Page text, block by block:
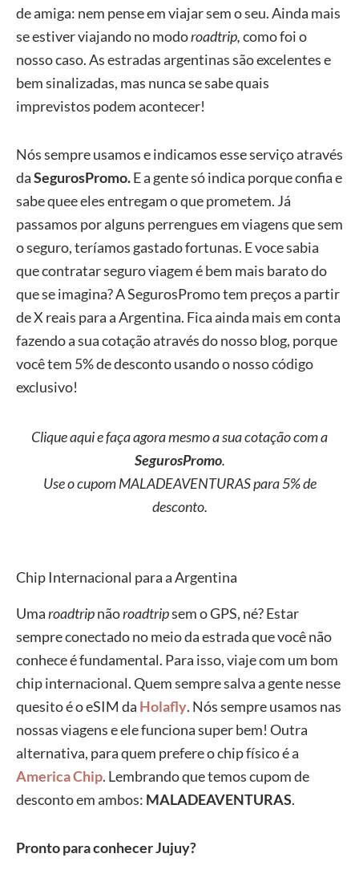
de amiga: nem pense em viajar sem o seu. Ainda mais
se estiver viajando no modoroadtrip,como foi o
nosso caso. As estradas argentinas são excelentes e
bem sinalizadas, mas nunca se sabe quais
imprevistos podem acontecer!
Nós sempre usamos e indicamos esse serviço através
daSegurosPromo.E a gente só indica porque confia e
sabe quee eles entregam o que prometem. Já
passamos por alguns perrengues em viagens que sem
o seguro, teríamos gastado fortunas. E voce sabia
que contratar seguro viagem é bem mais barato do
que se imagina? A SegurosPromo tem preços a partir
de X reais para a Argentina. Fica ainda mais em conta
fazendo a sua cotação através do nosso blog, porque
você tem 5% de desconto usando o nosso código
exclusivo!
Clique aqui e faça agora mesmo a sua cotação com a
SegurosPromo.
Use o cupom MALADEAVENTURAS para 5% de
desconto.
Chip Internacional para a Argentina
Umaroadtripnãoroadtripsem o GPS, né? Estar
sempre conectado no meio da estrada que você não
conhece é fundamental. Para isso, viaje com um bom
chip internacional. Quem sempre salva a gente nesse
quesito é o eSIM da Holafly. Nós sempre usamos nas
nossas viagens e ele funciona super bem! Outra
alternativa, para quem prefere o chip físico é a
America Chip. Lembrando que temos cupom de
desconto em ambos: MALADEAVENTURAS.
Pronto para conhecer Jujuy?